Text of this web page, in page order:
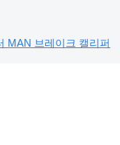
MAN 브레이크 캘리퍼